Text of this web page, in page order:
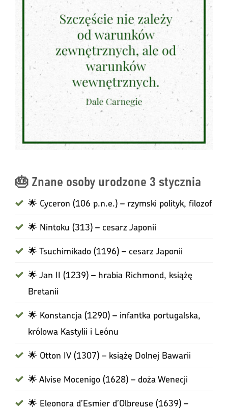
🎂 Znane osoby urodzone 3 stycznia
🌟 Cyceron (106 p.n.e.) – rzymski polityk, filozof
🌟 Nintoku (313) – cesarz Japonii
🌟 Tsuchimikado (1196) – cesarz Japonii
🌟 Jan II (1239) – hrabia Richmond, książę
Bretanii
🌟 Konstancja (1290) – infantka portugalska,
królowa Kastylii i Leónu
🌟 Otton IV (1307) – książę Dolnej Bawarii
🌟 Alvise Mocenigo (1628) – doża Wenecji
🌟 Eleonora d’Esmier d’Olbreuse (1639) –